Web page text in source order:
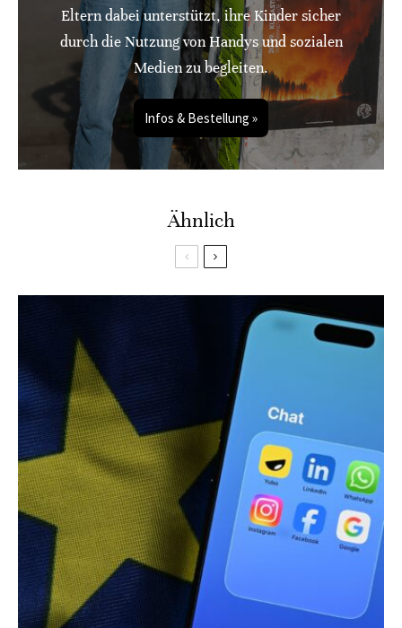
Eltern dabei unterstützt, ihre Kinder sicher
durch die Nutzung von Handys und sozialen
Medien zu begleiten.
Infos & Bestellung »
Ähnlich